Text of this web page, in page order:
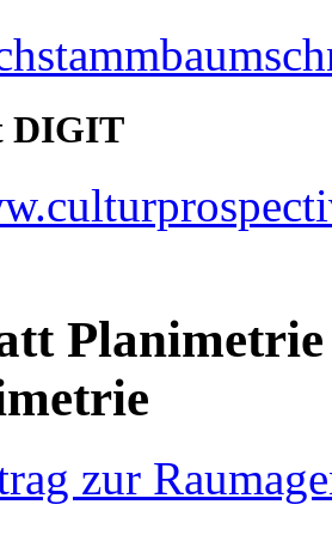
DIGIT
zur